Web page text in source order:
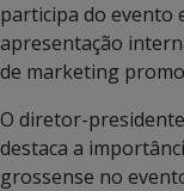
participa do evento
apresentação
de marketing
O diretor-
destaca a
grossense no